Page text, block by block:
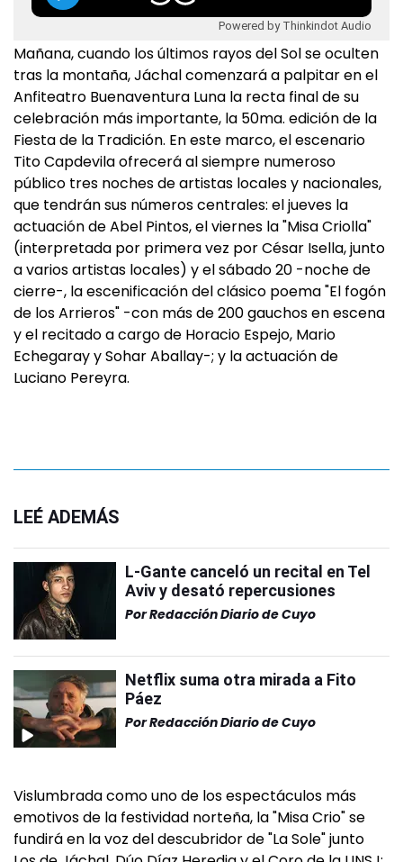
Powered by Thinkindot Audio
Mañana, cuando los últimos rayos del Sol se oculten
tras la montaña, Jáchal comenzará a palpitar en el
Anfiteatro Buenaventura Luna la recta final de su
celebración más importante, la 50ma. edición de la
Fiesta de la Tradición. En este marco, el escenario
Tito Capdevila ofrecerá al siempre numeroso
público tres noches de artistas locales y nacionales,
que tendrán sus números centrales: el jueves la
actuación de Abel Pintos, el viernes la "Misa Criolla"
(interpretada por primera vez por César Isella, junto
a varios artistas locales) y el sábado 20 -noche de
cierre-, la escenificación del clásico poema "El fogón
de los Arrieros" -con más de 200 gauchos en escena
y el recitado a cargo de Horacio Espejo, Mario
Echegaray y Sohar Aballay-; y la actuación de
Luciano Pereyra.
LEÉ ADEMÁS
L-Gante canceló un recital en Tel
Aviv y desató repercusiones
PorRedacción Diario de Cuyo
Netflix suma otra mirada a Fito
Páez
PorRedacción Diario de Cuyo
Vislumbrada como uno de los espectáculos más
emotivos de la festividad norteña, la "Misa Crio" se
fundirá en la voz del descubridor de "La Sole" junto